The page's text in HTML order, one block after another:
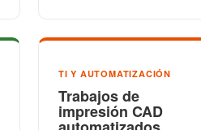
TI Y AUTOMATIZACIÓN
Trabajos de
impresión CAD